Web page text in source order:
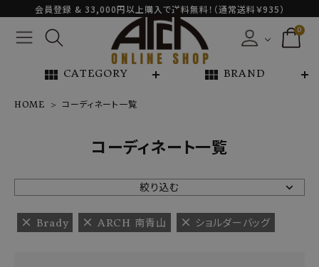
会員登録 & 33,000円以上購入で送料無料！（通常送料￥935）
0
view_module CATEGORY view_module BRAND
NEW ARRIVAL
ARCH EXCLUSIVE
BRAND
HOME コーディネート一覧
コーディネート一覧
絞り込む
Brady ARCH 南青山 ショルダーバッグ